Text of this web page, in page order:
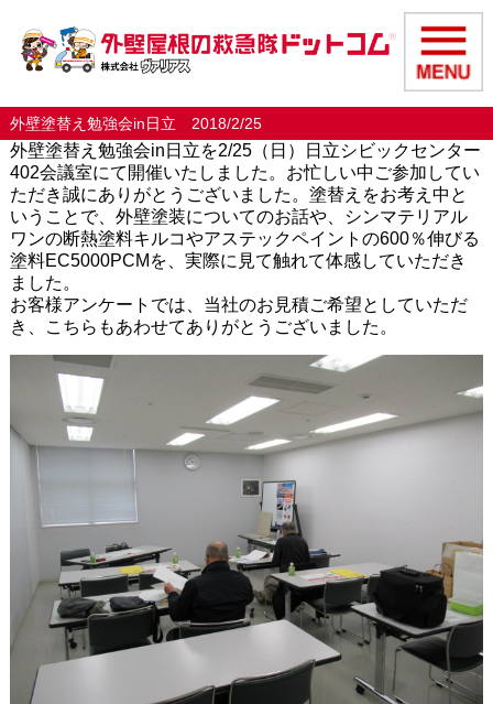
外壁塗替え勉強会in日立 2018/2/25
外壁塗替え勉強会in日立を2/25（日）日立シビックセンター
402会議室にて開催いたしました。お忙しい中ご参加してい
ただき誠にありがとうございました。塗替えをお考え中と
いうことで、外壁塗装についてのお話や、シンマテリアル
ワンの断熱塗料キルコやアステックペイントの600％伸びる
塗料EC5000PCMを、実際に見て触れて体感していただき
ました。
お客様アンケートでは、当社のお見積ご希望としていただ
き、こちらもあわせてありがとうございました。